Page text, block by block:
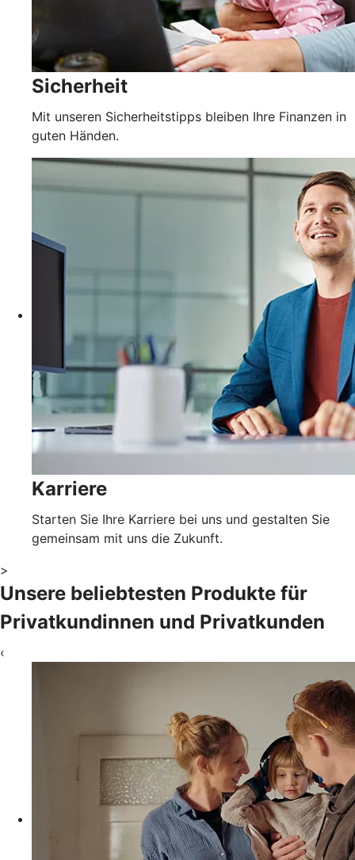
Sicherheit
Mit unseren Sicherheitstipps bleiben Ihre Finanzen in
guten Händen.
Karriere
Starten Sie Ihre Karriere bei uns und gestalten Sie
gemeinsam mit uns die Zukunft.
>
Unsere beliebtesten Produkte für
Privatkundinnen und Privatkunden
‹